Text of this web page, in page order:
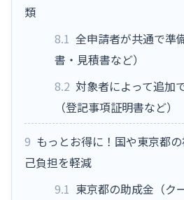
類
8.1 全申請者が共通で準
書・見積書など）
8.2 対象者によって追加
（登記事項証明書など）
9 もっとお得に！国や東京都
己負担を軽減
9.1 東京都の助成金（ク